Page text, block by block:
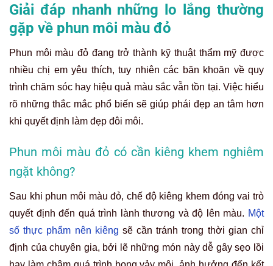
Giải đáp nhanh những lo lắng thường
gặp về phun môi màu đỏ
Phun môi màu đỏ đang trở thành kỹ thuật thẩm mỹ được
nhiều chị em yêu thích, tuy nhiên các băn khoăn về quy
trình chăm sóc hay hiệu quả màu sắc vẫn tồn tại. Việc hiểu
rõ những thắc mắc phổ biến sẽ giúp phái đẹp an tâm hơn
khi quyết định làm đẹp đôi môi.
Phun môi màu đỏ có cần kiêng khem nghiêm
ngặt không?
Sau khi phun môi màu đỏ, chế độ kiêng khem đóng vai trò
quyết định đến quá trình lành thương và độ lên màu. Một
số thực phẩm nên kiêng sẽ cần tránh trong thời gian chỉ
định của chuyên gia, bởi lẽ những món này dễ gây sẹo lồi